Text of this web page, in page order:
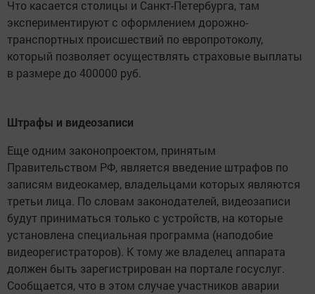
Что касается столицы и Санкт-Петербурга, там
экспериментируют с оформлением дорожно-
транспортных происшествий по европротоколу,
который позволяет осуществлять страховые выплаты
в размере до 400000 руб.
Штрафы и видеозаписи
Еще одним законопроектом, принятым
Правительством РФ, является введение штрафов по
записям видеокамер, владельцами которых являются
третьи лица. По словам законодателей, видеозаписи
будут приниматься только с устройств, на которые
установлена специальная программа (наподобие
видеорегистраторов). К тому же владелец аппарата
должен быть зарегистрирован на портале госуслуг.
Сообщается, что в этом случае участников аварии